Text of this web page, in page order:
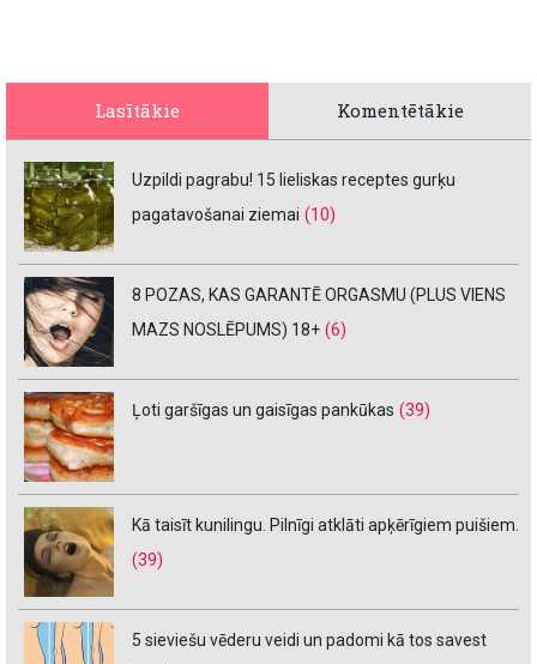
Lasītākie Komentētākie
Uzpildi pagrabu! 15 lieliskas receptes gurķu
pagatavošanai ziemai (10)
8 POZAS, KAS GARANTĒ ORGASMU (PLUS VIENS
MAZS NOSLĒPUMS) 18+ (6)
Ļoti garšīgas un gaisīgas pankūkas (39)
Kā taisīt kunilingu. Pilnīgi atklāti apķērīgiem puišiem.
(39)
5 sieviešu vēderu veidi un padomi kā tos savest